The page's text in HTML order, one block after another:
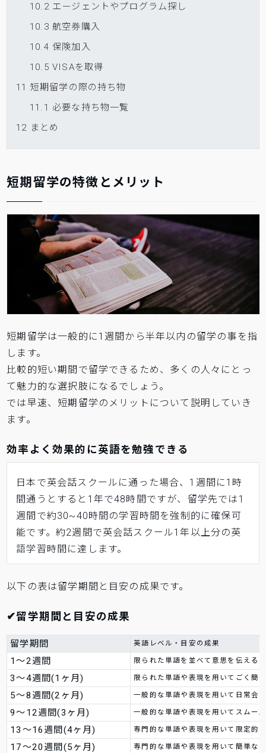
10.2 エージェントやプログラム探し
10.3 航空券購入
10.4 保険加入
10.5 VISAを取得
11 短期留学の際の持ち物
11.1 必要な持ち物一覧
12 まとめ
短期留学の特徴とメリット
短期留学は一般的に1週間から半年以内の留学の事を指
します。
比較的短い期間で留学できるため、多くの人々にとっ
て魅力的な選択肢になるでしょう。
では早速、短期留学のメリットについて説明していき
ます。
効率よく効果的に英語を勉強できる
日本で英会話スクールに通った場合、1週間に1時
間通うとすると1年で48時間ですが、留学先では1
週間で約30~40時間の学習時間を強制的に確保可
能です。約2週間で英会話スクール1年以上分の英
語学習時間に達します。
以下の表は留学期間と目安の成果です。
✔留学期間と目安の成果
留学期間 英語レベル・目安の成果
1～2週間 限られた単語を並べて意思を伝える
3～4週間(1ヶ月) 限られた単語や表現を用いてごく簡
5～8週間(2ヶ月) 一般的な単語や表現を用いて日常会
9～12週間(3ヶ月) 一般的な単語や表現を用いてスムー
13～16週間(4ヶ月) 専門的な単語や表現を用いて限定的
17～20週間(5ヶ月) 専門的な単語や表現を用いて簡単な